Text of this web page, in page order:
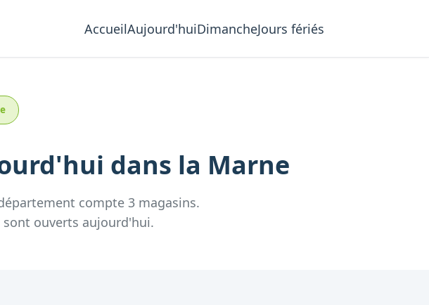
AccueilAujourd'huiDimancheJours fériés
dans la Marne
compte 3magasins.
ouverts aujourd'hui.